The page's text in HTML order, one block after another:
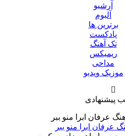
آرشیو
آلبوم
برترین ها
پادکست
تک آهنگ
ریمیکس
مداحی
موزیک ویدیو
پیشنهادی
عرفان ابرا منو ببر